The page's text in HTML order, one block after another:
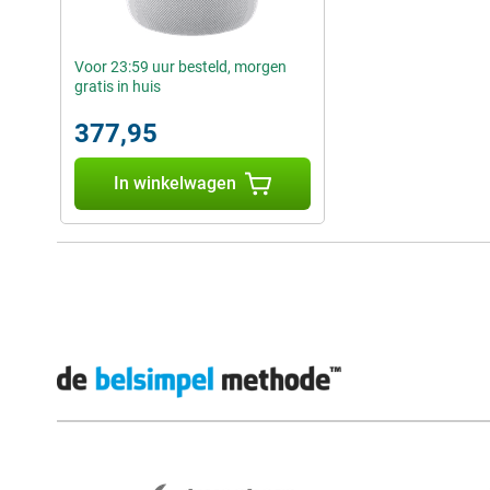
Voor 23:59 uur besteld, morgen
gratis in huis
377,95
In winkelwagen